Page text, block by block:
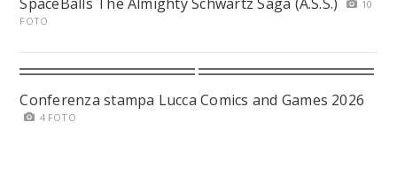
10
FOTO
Conferenza stampa Lucca Comics and Games 2026
4 FOTO